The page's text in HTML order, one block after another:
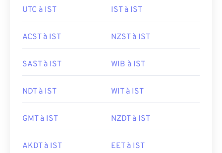
UTC à IST IST à IST
ACST à IST NZST à IST
SAST à IST WIB à IST
NDT à IST WIT à IST
GMT à IST NZDT à IST
AKDT à IST EET à IST